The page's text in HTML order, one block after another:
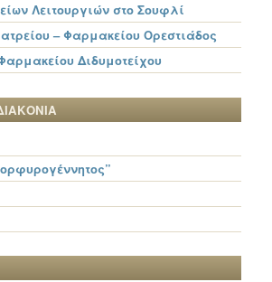
Λειτουργιών στο Σουφλί
– Φαρμακείου Ορεστιάδος
Διδυμοτείχου